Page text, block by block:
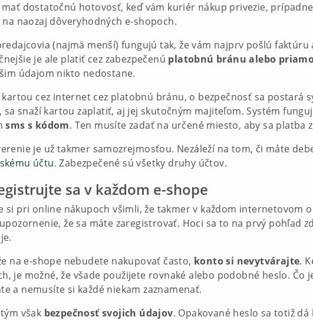
dostatočnú hotovosť, keď vám kuriér nákup privezie,
naozaj dôveryhodných e-shopoch.
(najmä menší) fungujú tak, že vám najprv pošlú
je ale platiť cez zabezpečenú platobnú bránu alebo
údajom nikto nedostane.
cez internet cez platobnú bránu, o bezpečnosť sa postará
sa snaží kartou zaplatiť, aj jej skutočným majiteľom. Systém
sms s kódom. Ten musíte zadať na určené miesto, aby sa platba
je už takmer samozrejmosťou. Nezáleží na tom, či máte
účtu. Zabezpečené sú všetky druhy účtov.
sa v každom e-shope
si pri online nákupoch všimli, že takmer v každom internetovom
upozornenie, že sa máte zaregistrovať. Hoci sa to na prvý pohľad
na e-shope nebudete nakupovať často, konto si nevytvárajte.
je možné, že všade použijete rovnaké alebo podobné heslo.
a nemusíte si každé niekam zaznamenať.
však bezpečnosť svojich údajov. Opakované heslo sa totiž